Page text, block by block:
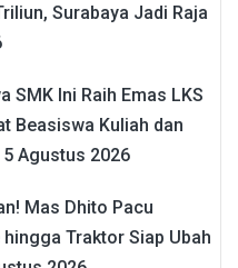
Surabaya Jadi Raja
SMK Ini Raih Emas LKS
Beasiswa Kuliah dan
5 Agustus 2026
Mas Dhito Pacu
Traktor Siap Ubah